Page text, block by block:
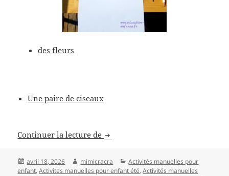
des fleurs
Une paire de ciseaux
Continuer la lecture de Activité collage de fleurs : Fête
Publié
le
avril 18, 2026 Auteur
mimicracra Catégories
Activités manuelles pour
enfant,Activites manuelles pour enfant été,Activités manuelles